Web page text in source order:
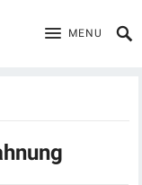
MENU